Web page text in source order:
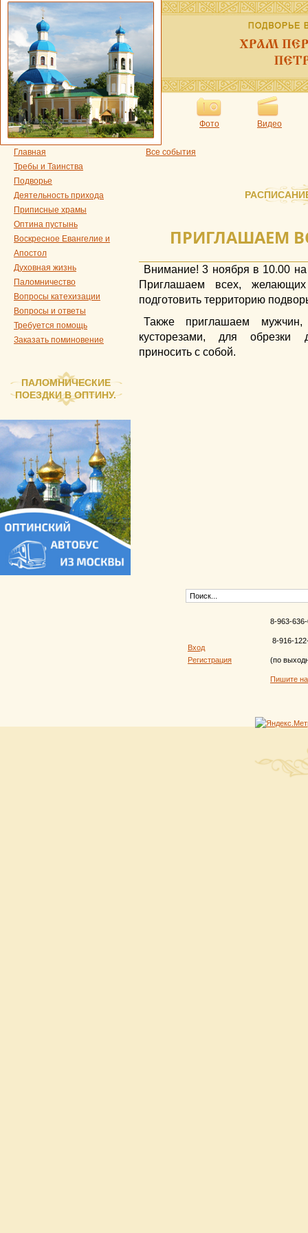
Фото Видео
Главная
Требы и Таинства
Подворье
Деятельность прихода
Приписные храмы
Оптина пустынь
Воскресное Евангелие и
Апостол
Духовная жизнь
Паломничество
Вопросы катехизации
Вопросы и ответы
Требуется помощь
Заказать поминовение
ПАЛОМНИЧЕСКИЕ
ПОЕЗДКИ В ОПТИНУ.
Все события
ПРИГЛАШАЕМ
Внимание! 3 ноября в 10.00
Приглашаем всех,
подготовить территорию
Также приглашаем
кусторезами, для обрезки
приносить с собой.
Вход
Регистрация
8-963-
8-916-
(по
Пишите